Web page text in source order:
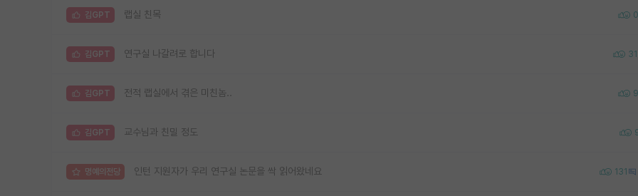
김GPT 랩실 친목 0
김GPT 연구실 나갈려로 합니다 31
김GPT 전적 랩실에서 겪은 미친놈.. 9
김GPT 교수님과 친밀 정도
명예의전당 인턴 지원자가 우리 연구실 논문을 싹 읽어왔네요 131